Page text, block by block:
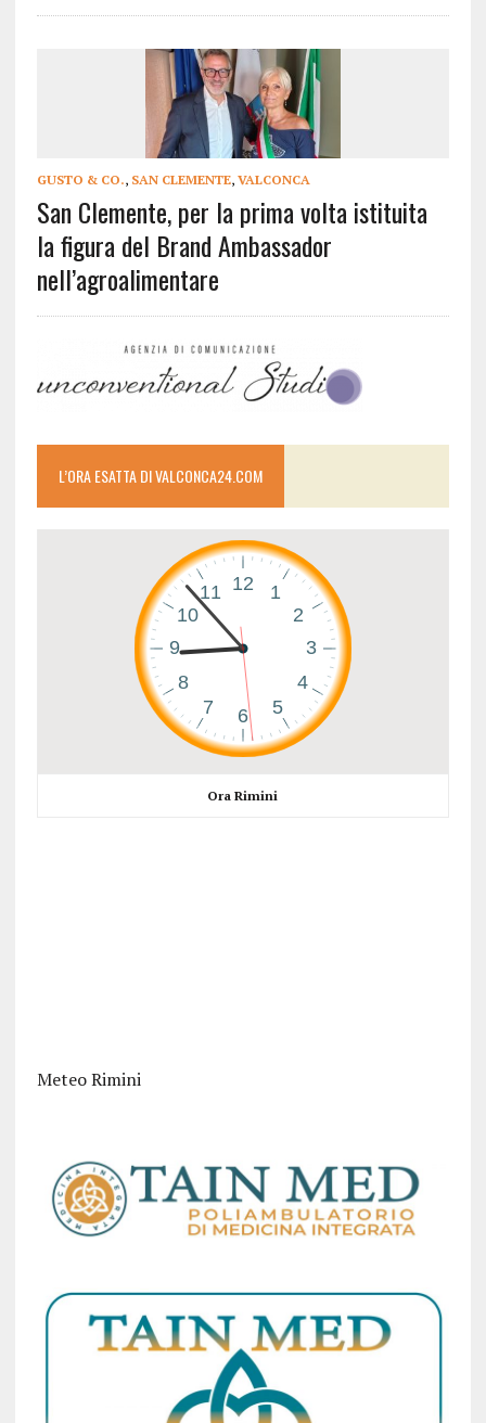
GUSTO & CO., SAN CLEMENTE, VALCONCA
San Clemente, per la prima volta istituita
la figura del Brand Ambassador
nell’agroalimentare
L’ORA ESATTA DI VALCONCA24.COM
Ora Rimini
Meteo Rimini